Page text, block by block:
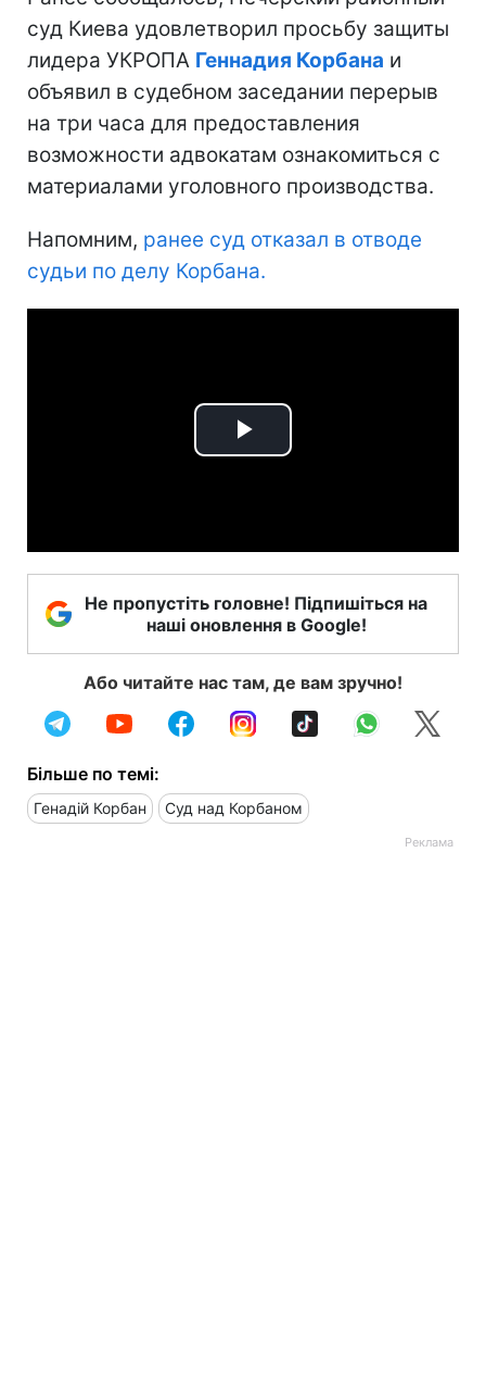
суд Киева удовлетворил просьбу защиты
лидера УКРОПА Геннадия Корбана и
объявил в судебном заседании перерыв
на три часа для предоставления
возможности адвокатам ознакомиться с
материалами уголовного производства.
Напомним, ранее суд отказал в отводе
судьи по делу Корбана.
Play
Не пропустіть головне! Підпишіться на
наші оновлення в Google!
Або читайте нас там, де вам зручно!
Більше по темі:
Генадій Корбан Суд над Корбаном